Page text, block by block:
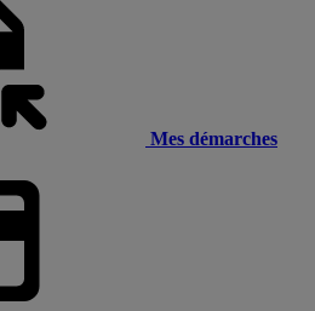
Mes démarches